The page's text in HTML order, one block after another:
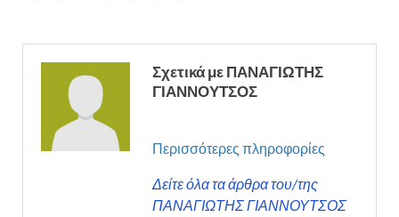
Σχετικά με ΠΑΝΑΓΙΩΤΗΣ
ΓΙΑΝΝΟΥΤΣΟΣ
Περισσότερες πληροφορίες
Δείτε όλα τα άρθρα του/της
ΠΑΝΑΓΙΩΤΗΣ ΓΙΑΝΝΟΥΤΣΟΣ